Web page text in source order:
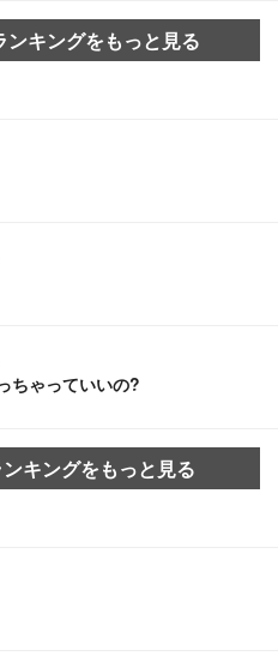
キングをもっと見る
ちゃっていいの?
キングをもっと見る